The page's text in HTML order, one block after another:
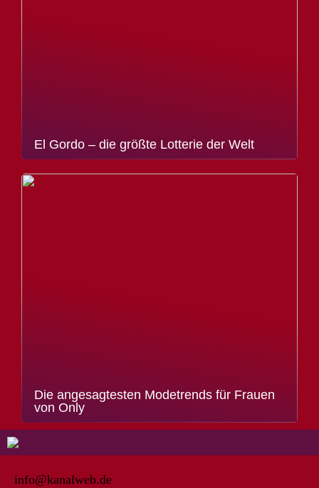
El Gordo – die größte Lotterie der Welt
Die angesagtesten Modetrends für Frauen
von Only
info@kanalweb.de